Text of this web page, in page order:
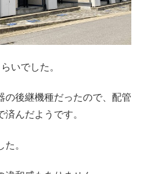
いでした。
の後継機種だったので、配管
んだようです。
。